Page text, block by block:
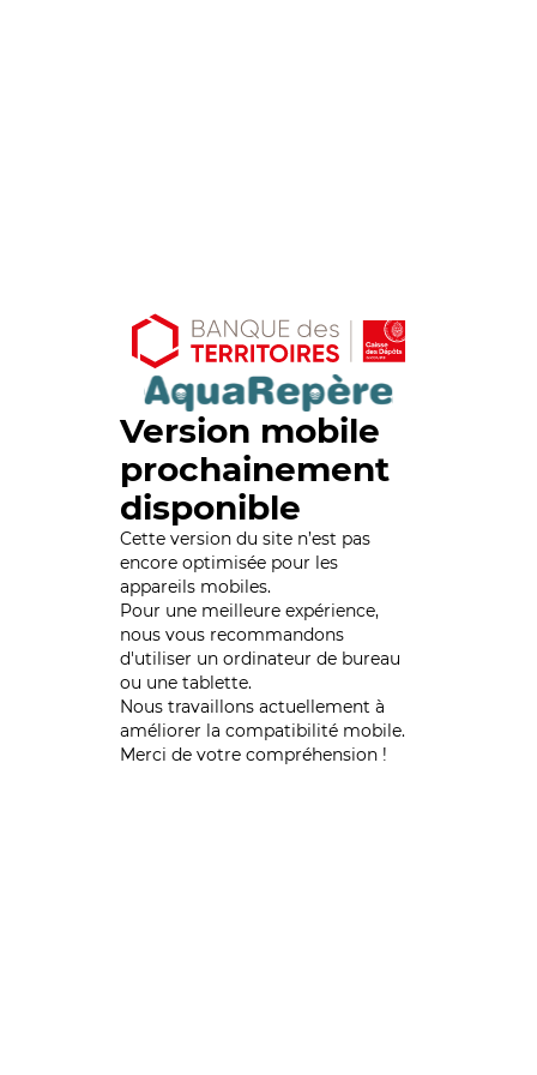
Version mobile
prochainement
disponible
Cette version du site n’est pas
encore optimisée pour les
appareils mobiles.
Pour une meilleure expérience,
nous vous recommandons
d'utiliser un ordinateur de bureau
ou une tablette.
Nous travaillons actuellement à
améliorer la compatibilité mobile.
Merci de votre compréhension !